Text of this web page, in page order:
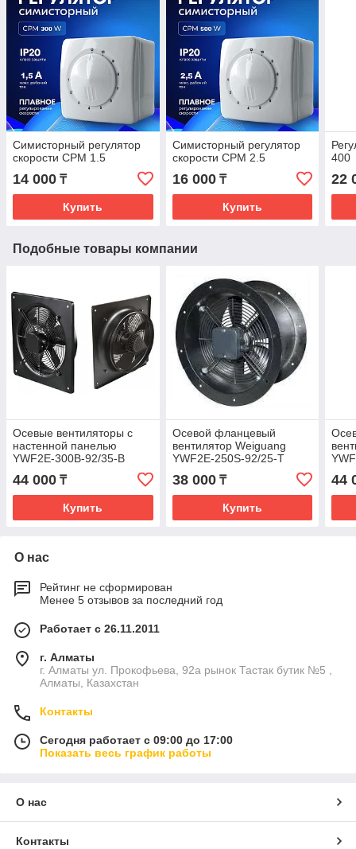
Симисторный регулятор
скорости СРМ 1.5
14 000 ₸
Купить
Симисторный регулятор
скорости СРМ 2.5
16 000₸
Купить
400
22
Подобные товары компании
Осевые вентиляторы с
настенной панелью
YWF2E-300B-92/35-B
44 000 ₸
Купить
Осевой фланцевый
вентилятор Weiguang
YWF2E-250S-92/25-T
38 000₸
Купить
44
О нас
Рейтинг не сформирован
Менее 5 отзывов за последний год
Работает с 26.11.2011
г. Алматы
г. Алматы ул. Прокофьева, 92а рынок Тастак бутик №5 ,
Алматы, Казахстан
Контакты
Сегодня работает с 09:00 до 17:00
Показать весь график работы
О нас
Контакты